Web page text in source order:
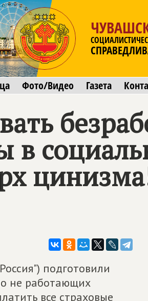
Фото/Видео Газета
в
подготовили
не работающих
все страховые